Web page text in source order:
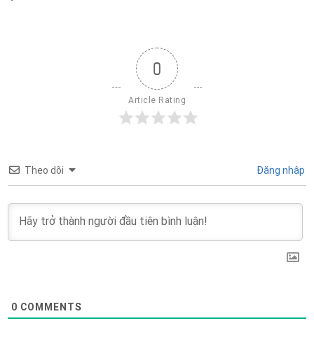
0
Article Rating
Theo dõi Đăng nhập
0 COMMENTS